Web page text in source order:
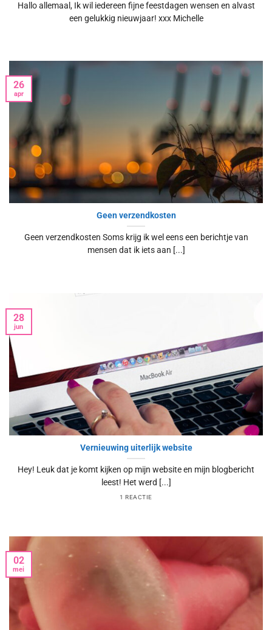
Hallo allemaal, Ik wil iedereen fijne feestdagen wensen en alvast
een gelukkig nieuwjaar! xxx Michelle
Geen verzendkosten
Geen verzendkosten Soms krijg ik wel eens een berichtje van
mensen dat ik iets aan [...]
26
apr
Vernieuwing uiterlijk website
Hey! Leuk dat je komt kijken op mijn website en mijn blogbericht
leest! Het werd [...]
1 REACTIE
28
jun
02
mei